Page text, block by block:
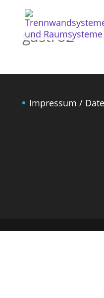
gastro2
Impressum /